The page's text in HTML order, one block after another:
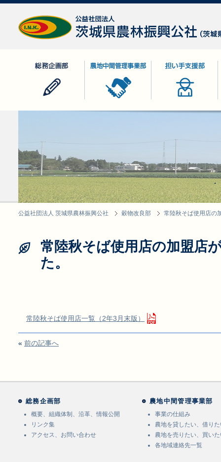
公益社団法人 茨城県農林振興公社 穀物改良部 常陸秋そば使用店の
常陸秋そば使用店の加盟店
た。
常陸秋そば使用店一覧（2年3月末版）
« 前の記事へ
総務企画部
概要、組織体制、沿革、情報公開
リンク集
アクセス、お問い合わせ
農地中間管理事業部
事業の仕組み
農地を貸したい、借り
農地を売りたい、買い
各地域連絡先一覧